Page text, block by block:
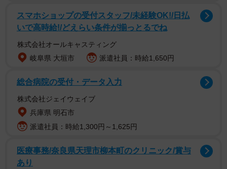
のTwitterより）
スマホショップの受付スタッフ/未経験OK!/日払
いで高時給!/どえらい条件が揃っとるでね
株式会社オールキャスティング
岐阜県 大垣市
派遣社員：時給1,650円
総合病院の受付・データ入力
株式会社ジェイウェイブ
兵庫県 明石市
派遣社員：時給1,300円～1,625円
医療事務/奈良県天理市柳本町のクリニック/賞与
あり